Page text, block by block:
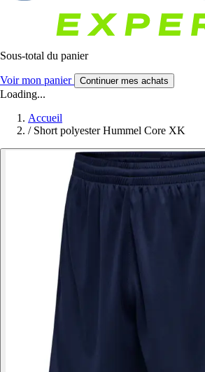
Sous-total du panier
Voir mon panier Continuer mes achats
Loading...
Accueil
/ Short polyester Hummel Core XK